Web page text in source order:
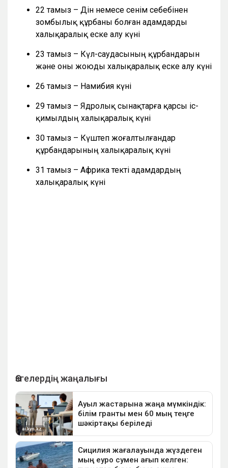
22 тамыз – Дін немесе сенім себебінен
зомбылық құрбаны болған адамдарды
халықаралық еске алу күні
23 тамыз – Күл-саудасының құрбандарын
және оны жоюды халықаралық еске алу күні
26 тамыз – Намибия күні
29 тамыз – Ядролық сынақтарға қарсы іс-
қимылдың халықаралық күні
30 тамыз – Күштеп жоғалтылғандар
құрбандарының халықаралық күні
31 тамыз – Африка текті адамдардың
халықаралық күні